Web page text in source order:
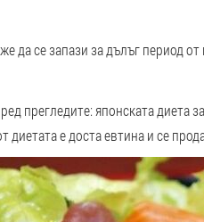
да се запази за дълъг период
прегледите: японската диета
диетата е доста евтина и се